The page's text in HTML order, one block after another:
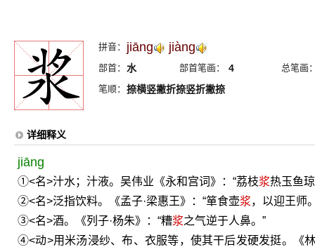
拼音： jiāng jiàng
部首： 水 部首笔画： 4
总笔画
笔顺： 捺横竖撇折捺竖折撇捺
详细释义
jiāng
①<名>汁水；汁液。吴伟业《永和宫词》：“荔枝浆热玉鱼
②<名>泛指饮料。《孟子·梁惠王》：“箪食壶浆，以迎王师
③<名>酒。《列子·杨朱》：“糟浆之气逆于人鼻。”
④<动>用米汤浸纱、布、衣服等，使其干后发硬发挺。《